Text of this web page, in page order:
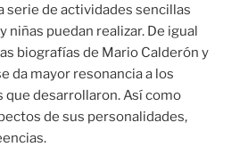
serie de actividades sencillas
niñas puedan realizar. De igual
biografías de Mario Calderón y
da mayor resonancia a los
que desarrollaron. Así como
de sus personalidades,